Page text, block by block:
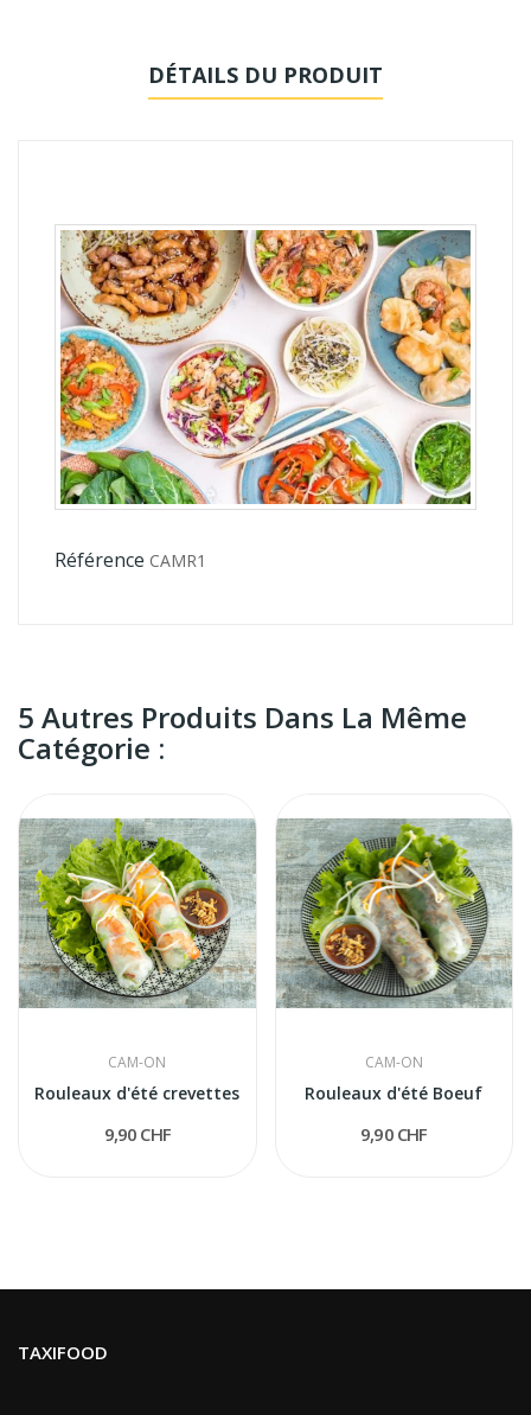
DÉTAILS DU PRODUIT
Référence CAMR1
5 Autres Produits Dans La Même
Catégorie :
CAM-ON
Rouleaux d'été crevettes
9,90 CHF
CAM-ON
Rouleaux d'été Boeuf
9,90 CHF
TAXIFOOD